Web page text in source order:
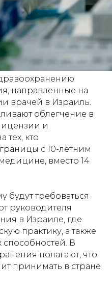
направленные на
врачей в Израиль.
облегчение в
и
тех, кто
с 10-летним
вместо 14
будут требоваться
руководителя
в Израиле, где
практику, а также
способностей. В
полагают, что
принимать в стране